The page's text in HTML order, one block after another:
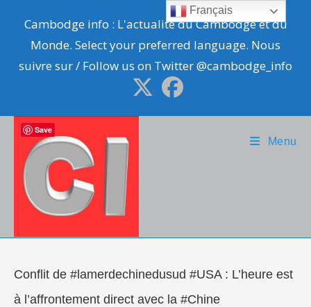
content
Cambodge info : L'actualité du Cambodge et du
Monde. Select your preferred language. Nous
suivre sur / Follow us on Twitter @cambodge_info
Menu
Conflit de #lamerdechinedusud #USA : L’heure est
à l’affrontement direct avec la #Chine
Français
Save